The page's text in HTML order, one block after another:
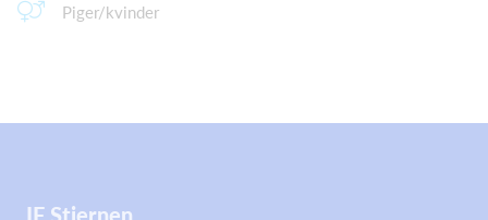
Piger/kvinder
IF Stjernen